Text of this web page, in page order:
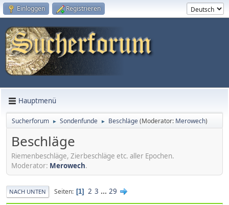
Einloggen Registrieren
Hauptmenü
Sucherforum ► Sondenfunde ► Beschläge(Moderator: Merowech)
Beschläge
Riemenbeschläge, Zierbeschläge etc. aller Epochen.
Moderator: Merowech.
NACH UNTEN Seiten 1 2 3 ... 29